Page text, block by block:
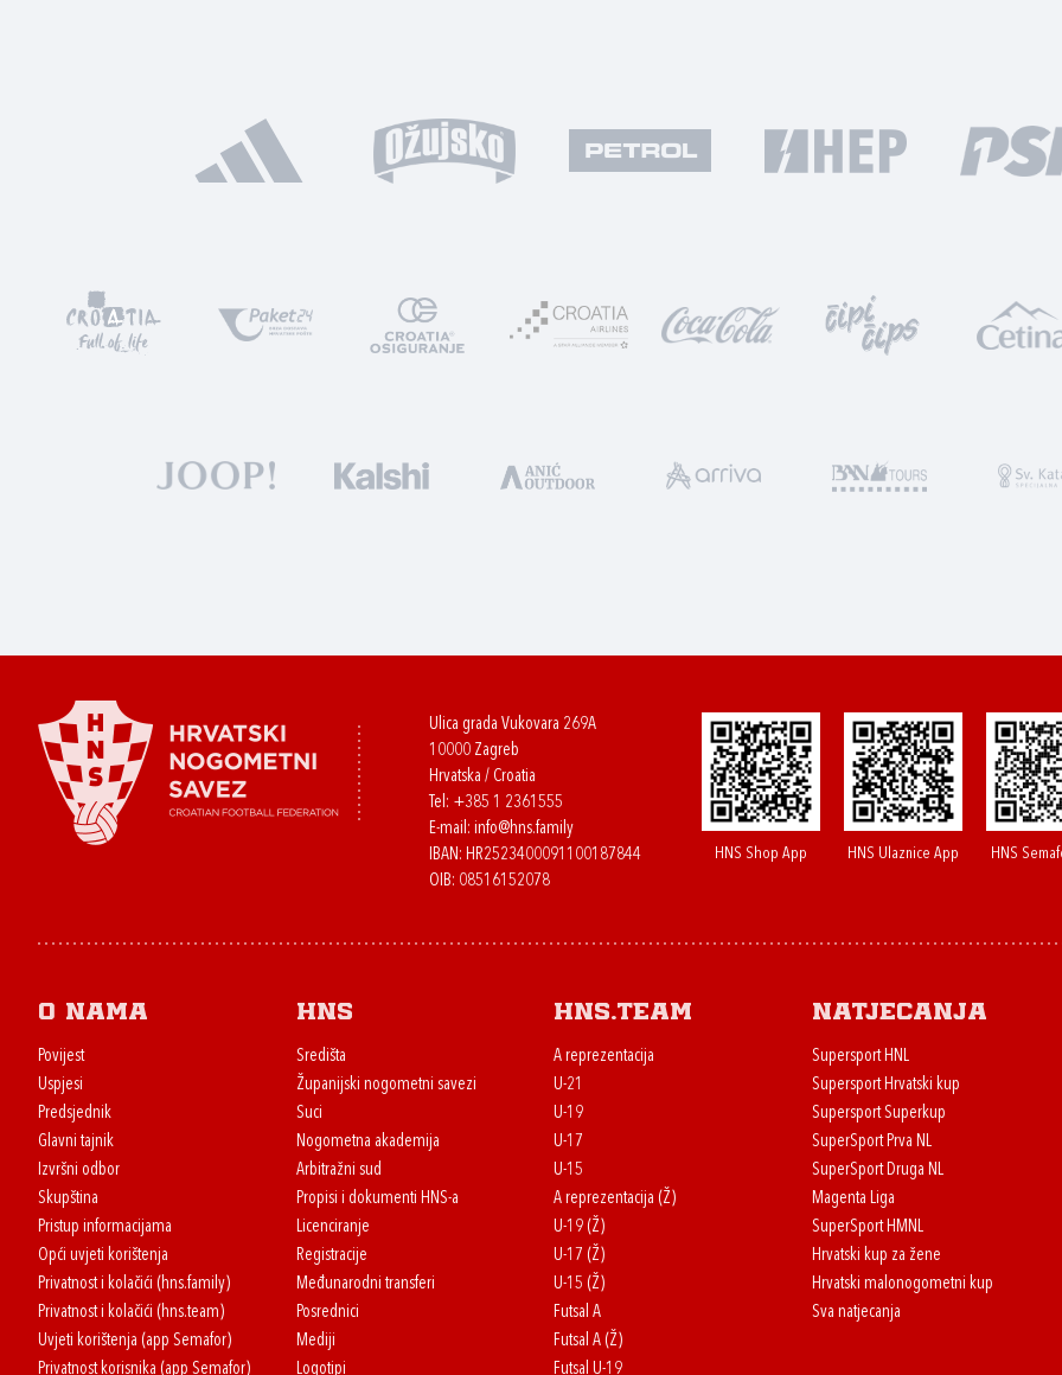
Ulica grada Vukovara 269A
10000 Zagreb
Hrvatska / Croatia
Tel: +385 1 2361555
E-mail: info@hns.family
IBAN: HR2523400091100187844
OIB: 08516152078
HNS Shop App HNS Ulaznice App HNS
O nama
Povijest
Uspjesi
Predsjednik
Glavni tajnik
Izvršni odbor
Skupština
Pristup informacijama
Opći uvjeti korištenja
Privatnost i kolačići (hns.family)
Privatnost i kolačići (hns.team)
Uvjeti korištenja (app Semafor)
Privatnost korisnika (app Semafor)
HNS
Središta
Županijski nogometni savezi
Suci
Nogometna akademija
Arbitražni sud
Propisi i dokumenti HNS-a
Licenciranje
Registracije
Međunarodni transferi
Posrednici
Mediji
Logotipi
HNS.team
A reprezentacija
U-21
U-19
U-17
U-15
A reprezentacija (Ž)
U-19 (Ž)
U-17 (Ž)
U-15 (Ž)
Futsal A
Futsal A (Ž)
Futsal U-19
Natjecanja
Supersport HNL
Supersport Hrvatski kup
Supersport Superkup
SuperSport Prva NL
SuperSport Druga NL
Magenta Liga
SuperSport HMNL
Hrvatski kup za žene
Hrvatski malonogometni kup
Sva natjecanja